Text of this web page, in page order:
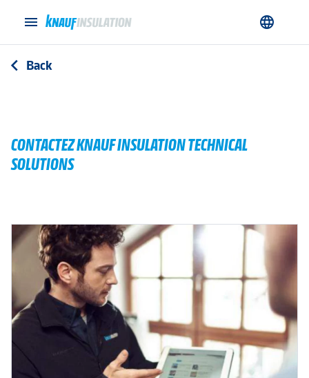
menu language
arrow_back_ios Back
CONTACTEZ KNAUF INSULATION TECHNICAL
SOLUTIONS